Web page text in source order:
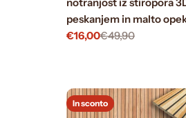
notranjost iz stiropora
peskanjem in malto
Prezzo
€16,00
Prezzo€49,90
In sconto